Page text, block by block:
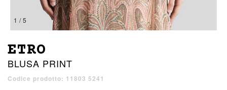
1 / 5
ETRO
BLUSA PRINT
Codice prodotto: 11803 5241